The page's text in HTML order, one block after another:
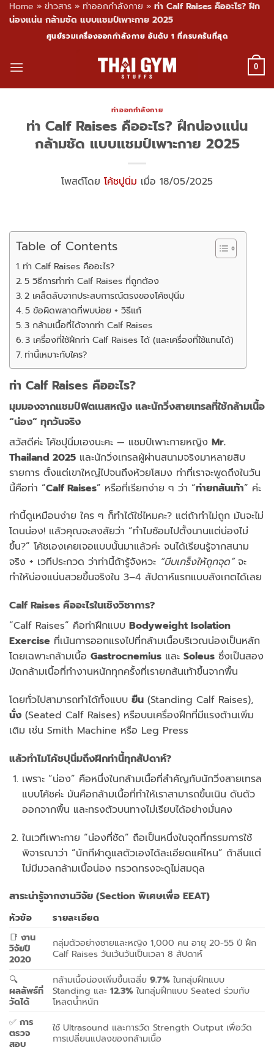
Home » ข่าวสาร » ท่าออกกำลังกาย » ท่า Calf Raises คืออะไร? ฝึก
น่องแน่น กล้ามชัด แบบแชมป์เพาะกาย 2025
content
ศูนย์รวมเครื่องออกกำลังกาย อันดับ 1 ที่ครบครันที่สุด
0
ท่าออกกำลังกาย
ท่า Calf Raises คืออะไร? ฝึกน่องแน่น
กล้ามชัด แบบแชมป์เพาะกาย 2025
โพสต์โดย โค้ชปูนิ่ม เมื่อ 18/05/2025
Table of Contents
ท่า Calf Raises คืออะไร?
5 วิธีการทำท่า Calf Raises ที่ถูกต้อง
2 เคล็ดลับจากประสบการณ์ตรงของโค้ชปุนิ่ม
5 ข้อผิดพลาดที่พบบ่อย + วิธีแก้
3 กล้ามเนื้อที่ได้จากท่า Calf Raises
3 เครื่องที่ใช้ฝึกท่า Calf Raises ได้ (และเครื่องที่ใช้แทนได้)
ท่านี้เหมาะกับใคร?
ท่า Calf Raises คืออะไร?
มุมมองจากแชมป์ฟิตเนสหญิง และนักวิ่งสายเทรลที่ใช้กล้ามเนื้อ
“น่อง” ทุกวันจริง
สวัสดีค่ะ โค้ชปุนิ่มเองนะคะ — แชมป์เพาะกายหญิง Mr.
Thailand 2025 และนักวิ่งเทรลผู้ผ่านสนามจริงมาหลายสิบ
รายการ ตั้งแต่เขาใหญ่ไปจนถึงห้วยโสมง ท่าที่เราจะพูดถึงในวัน
นี้คือท่า “CalfRaises” หรือที่เรียกง่าย ๆ ว่า “ท่ายกส้นเท้า” ค่ะ
ท่านี้ดูเหมือนง่าย ใคร ๆ ก็ทำได้ใช่ไหมคะ? แต่ถ้าทำไม่ถูก มันจะไม่
โดนน่อง! แล้วคุณจะสงสัยว่า “ทำไมซ้อมไปตั้งนานแต่น่องไม่
ขึ้น?” โค้ชเองเคยเจอแบบนั้นมาแล้วค่ะ จนได้เรียนรู้จากสนาม
จริง + เวทีประกวด ว่าท่านี้ถ้ารู้จังหวะ “บีบเกร็งให้ถูกจุด” จะ
ทำให้น่องแน่นสวยขึ้นจริงใน 3–4 สัปดาห์แรกแบบสังเกตได้เลย
CalfRaises คืออะไรในเชิงวิชาการ?
“Calf Raises” คือท่าฝึกแบบ Bodyweight Isolation
Exercise ที่เน้นการออกแรงไปที่กล้ามเนื้อบริเวณน่องเป็นหลัก
โดยเฉพาะกล้ามเนื้อ Gastrocnemius และ Soleus ซึ่งเป็นสอง
มัดกล้ามเนื้อที่ทำงานหนักทุกครั้งที่เรายกส้นเท้าขึ้นจากพื้น
โดยทั่วไปสามารถทำได้ทั้งแบบ ยืน (Standing Calf Raises),
นั่ง (Seated Calf Raises) หรือบนเครื่องฝึกที่มีแรงต้านเพิ่ม
เติม เช่น Smith Machine หรือ Leg Press
แล้วทำไมโค้ชปุนิ่มถึงฝึกท่านี้ทุกสัปดาห์?
เพราะ “น่อง” คือหนึ่งในกล้ามเนื้อที่สำคัญกับนักวิ่งสายเทรล
แบบโค้ชค่ะ มันคือกล้ามเนื้อที่ทำให้เราสามารถขึ้นเนิน ดันตัว
ออกจากพื้น และทรงตัวบนทางไม่เรียบได้อย่างมั่นคง
ในเวทีเพาะกาย “น่องที่ชัด” ถือเป็นหนึ่งในจุดที่กรรมการใช้
พิจารณาว่า “นักกีฬาดูแลตัวเองได้ละเอียดแค่ไหน” ถ้าลีนแต่
ไม่มีมวลกล้ามเนื้อน่อง ทรวดทรงจะดูไม่สมดุล
สาระน่ารู้จากงานวิจัย (Section พิเศษเพื่อ EEAT)
หัวข้อ รายละเอียด
📑 งาน
วิจัยปี
2020
กลุ่มตัวอย่างชายและหญิง1,000 คนอายุ20-55ปีฝึก
Calf Raisesวันเว้นวันเป็นเวลา8สัปดาห์
🔍
ผลลัพธ์ที่
วัดได้
กล้ามเนื้อน่องเพิ่มขึ้นเฉลี่ย9.7% ในกลุ่มฝึกแบบ
Standing และ12.3% ในกลุ่มฝึกแบบSeatedร่วมกับ
โหลดน้ำหนัก
✅ การ
ตรวจ
สอบ
ใช้ Ultrasound และการวัดStrengthOutput เพื่อวัด
การเปลี่ยนแปลงของกล้ามเนื้อ